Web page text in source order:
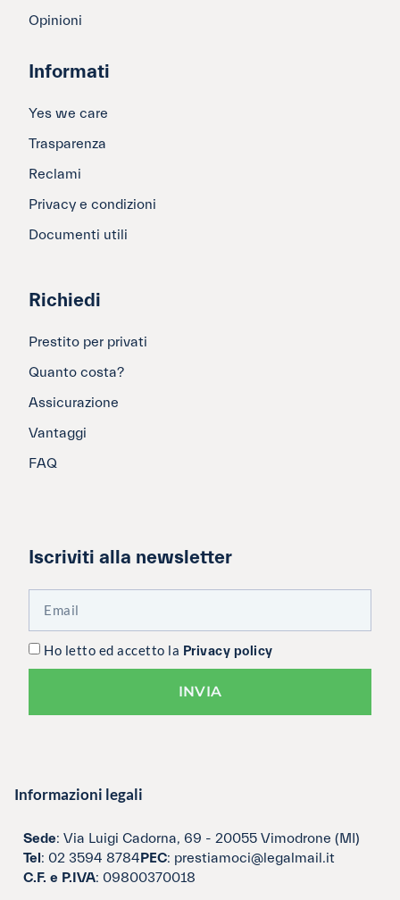
Opinioni
Informati
Yes we care
Trasparenza
Reclami
Privacy e condizioni
Documenti utili
Richiedi
Prestito per privati
Quanto costa?
Assicurazione
Vantaggi
FAQ
Iscriviti alla newsletter
Ho letto ed accetto la Privacy policy
INVIA
Informazioni legali
Sede: Via Luigi Cadorna, 69 - 20055 Vimodrone (MI)
Tel : 02 3594 8784 PEC: prestiamoci@legalmail.it
C.F. e P.IVA: 09800370018